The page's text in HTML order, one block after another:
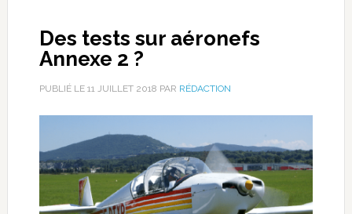
Des tests sur aéronefs
Annexe 2 ?
PUBLIÉ LE 11 JUILLET 2018 PAR RÉDACTION